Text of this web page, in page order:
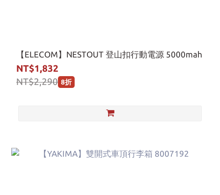
【ELECOM】NESTOUT 登山扣行動電源 5000mah
NT$1,832
NT$2,290 8折